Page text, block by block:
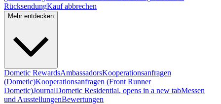
RücksendungKauf abbrechen
Mehr entdecken
Dometic RewardsAmbassadorsKooperationsanfragen
(Dometic)Kooperationsanfragen (Front Runner
Dometic)JournalDometic Residential, opens in a new tabMessen
und AusstellungenBewertungen